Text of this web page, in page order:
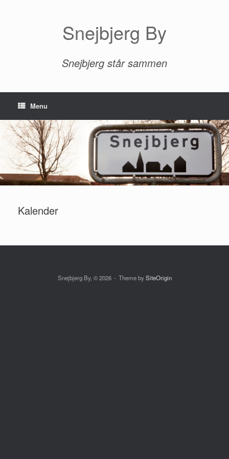
Snejbjerg By
Snejbjerg står sammen
Menu
Kalender
Snejbjerg By, © 2026 Theme bySiteOrigin